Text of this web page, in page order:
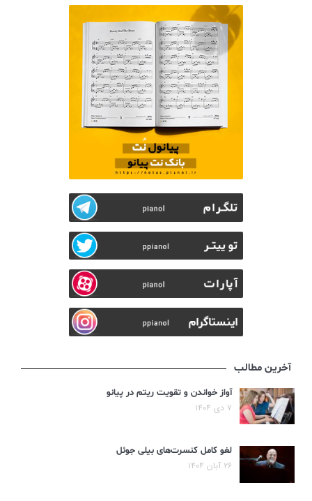
آخرین مطالب
آواز خواندن و تقویت ریتم در پیانو
۷ دی ۱۴۰۴
لغو کامل کنسرت‌های بیلی جوئل
۲۶ آبان ۱۴۰۴